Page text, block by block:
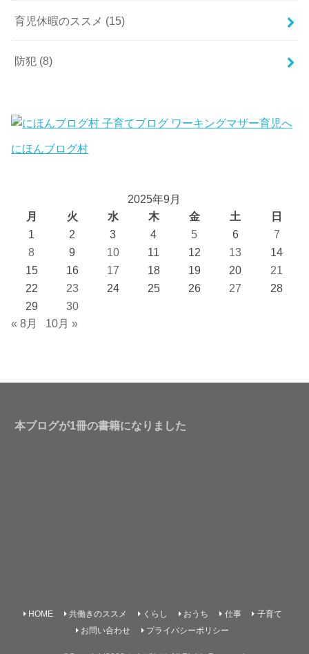
育児休暇のススメ (15)
防犯 (8)
にほんブログ村
2025年9月
月
火 水 木 金 土
日
1
2 3 4 5 6
7
8
9 10 11 12 13
14
15
16 17 18 19 20
21
22
23 24 25 26 27
28
29
30
« 8月
10月 »
本ブログが1冊の書籍になりました
HOME 共働きのススメ くらし おうち 仕事
子育て
お問い合わせ
プライバシーポリシー